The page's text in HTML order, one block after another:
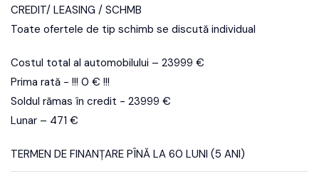
CREDIT/ LEASING / SCHMB
Toate ofertele de tip schimb se discută individual
Costul total al automobilului – 23999 €
Prima rată - !!! 0 € !!!
Soldul rămas în credit - 23999 €
Lunar – 471 €
TERMEN DE FINANȚARE PÎNĂ LA 60 LUNI (5 ANI)